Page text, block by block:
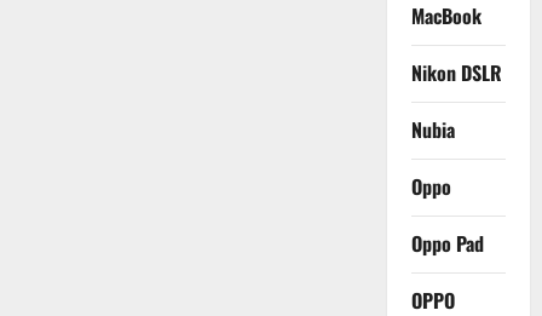
MacBook
Nikon DSLR
Nubia
Oppo
Oppo Pad
OPPO